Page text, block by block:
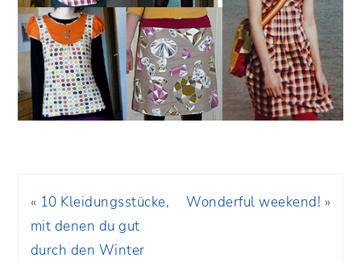
« 10 Kleidungsstücke,
mit denen du gut
durch den Winter
Wonderful weekend! »